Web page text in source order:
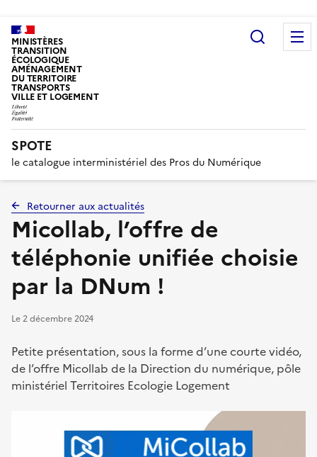
MINISTÈRES
TRANSITION
ÉCOLOGIQUE
AMÉNAGEMENT
DU TERRITOIRE
TRANSPORTS
VILLE ET LOGEMENT
SPOTE
le catalogue interministériel des Pros du Numérique
Retourner aux actualités
Micollab, l’offre de
téléphonie unifiée choisie
par la DNum !
Le2 décembre 2024
Petite présentation, sous la forme d’une courte vidéo,
de l’offre Micollab de la Direction du numérique, pôle
ministériel Territoires Ecologie Logement